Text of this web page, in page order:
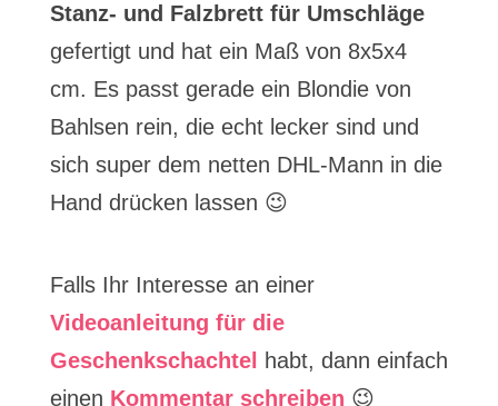
Stanz- und Falzbrett für Umschläge
gefertigt und hat ein Maß von 8x5x4
cm. Es passt gerade ein Blondie von
Bahlsen rein, die echt lecker sind und
sich super dem netten DHL-Mann in die
Hand drücken lassen 😉
Falls Ihr Interesse an einer
Videoanleitung für die
Geschenkschachtel
habt, dann einfach
einen Kommentar schreiben 😉